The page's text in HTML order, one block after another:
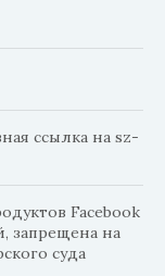
ссылка на sz-
Facebook
запрещена на
суда